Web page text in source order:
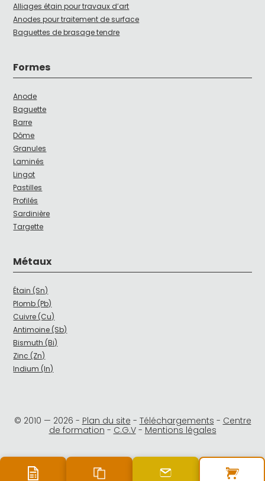
Alliages étain pour travaux d’art
Anodes pour traitement de surface
Baguettes de brasage tendre
Formes
Anode
Baguette
Barre
Dôme
Granules
Laminés
Lingot
Pastilles
Profilés
Sardinière
Targette
Métaux
Étain (Sn)
Plomb (Pb)
Cuivre (Cu)
Antimoine (Sb)
Bismuth (Bi)
Zinc (Zn)
Indium (In)
© 2010 — 2026 - Plan du site - Téléchargements - Centre
de formation - C.G.V- Mentions légales